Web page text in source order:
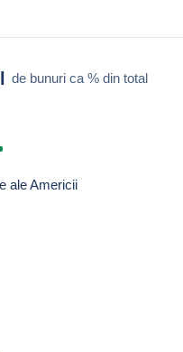
de bunuri ca % din total
ale Americii